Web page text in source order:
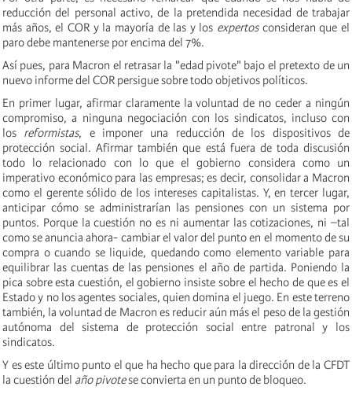
reducción del personal activo, de la pretendida necesidad de trabajar
más años, el COR y la mayoría de las y los expertosconsideran que el
paro debe mantenerse por encima del 7%.
Así pues, para Macron el retrasar la "edad pivote" bajo el pretexto de un
nuevo informe del COR persigue sobre todo objetivos políticos.
En primer lugar, afirmar claramente la voluntad de no ceder a ningún
compromiso, a ninguna negociación con los sindicatos, incluso con
los reformistas, e imponer una reducción de los dispositivos de
protección social. Afirmar también que está fuera de toda discusión
todo lo relacionado con lo que el gobierno considera como un
imperativo económico para las empresas; es decir, consolidar a Macron
como el gerente sólido de los intereses capitalistas. Y, en tercer lugar,
anticipar cómo se administrarían las pensiones con un sistema por
puntos. Porque la cuestión no es ni aumentar las cotizaciones, ni –tal
como se anuncia ahora- cambiar el valor del punto en el momento de su
compra o cuando se liquide, quedando como elemento variable para
equilibrar las cuentas de las pensiones el año de partida. Poniendo la
pica sobre esta cuestión, el gobierno insiste sobre el hecho de que es el
Estado y no los agentes sociales, quien domina el juego. En este terreno
también, la voluntad de Macron es reducir aún más el peso de la gestión
autónoma del sistema de protección social entre patronal y los
sindicatos.
Y es este último punto el que ha hecho que para la dirección de la CFDT
la cuestión del año pivotese convierta en un punto de bloqueo.